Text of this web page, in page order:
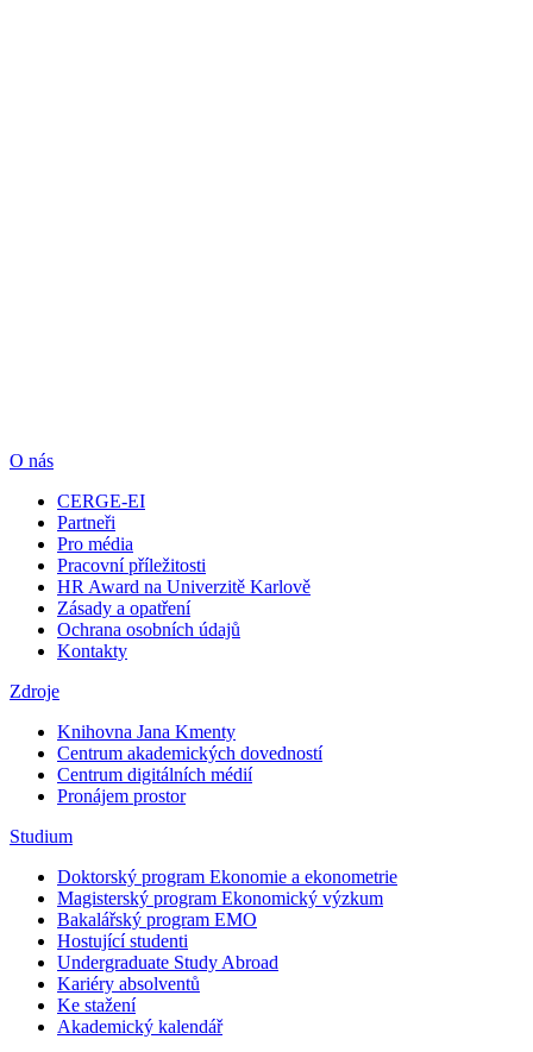
O nás
CERGE-EI
Partneři
Pro média
Pracovní příležitosti
HR Award na Univerzitě Karlově
Zásady a opatření
Ochrana osobních údajů
Kontakty
Zdroje
Knihovna Jana Kmenty
Centrum akademických dovedností
Centrum digitálních médií
Pronájem prostor
Studium
Doktorský program Ekonomie a ekonometrie
Magisterský program Ekonomický výzkum
Bakalářský program EMO
Hostující studenti
Undergraduate Study Abroad
Kariéry absolventů
Ke stažení
Akademický kalendář